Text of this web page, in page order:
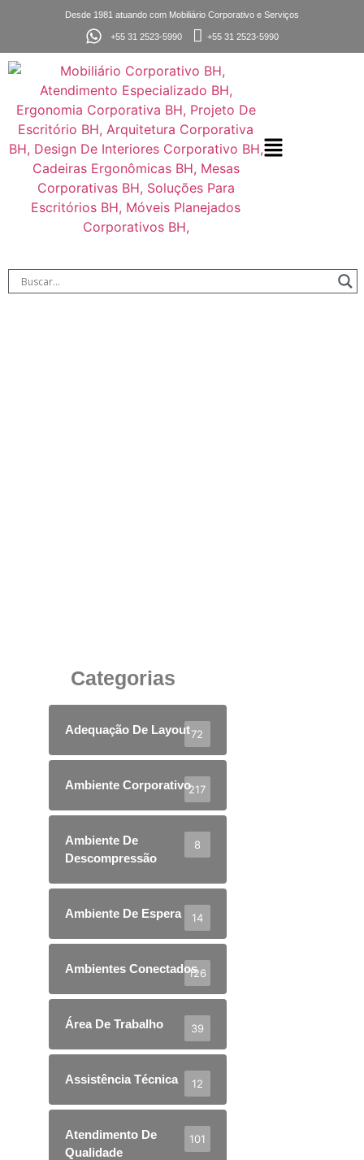
Desde 1981 atuando com Mobiliário Corporativo e Serviços
+55 31 2523-5990 +55 31 2523-5990
Categorias
Adequação De Layout72
Ambiente Corporativo217
Ambiente De
Descompressão
8
Ambiente De Espera 14
Ambientes Conectados126
Área De Trabalho 39
Assistência Técnica 12
Atendimento De
Qualidade
101